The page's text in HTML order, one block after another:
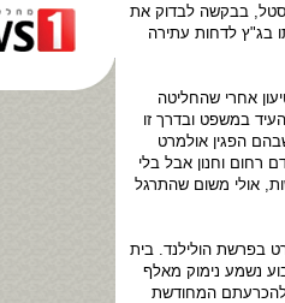
בבקשה לבדוק את
בג"ץ לדחות עתירה
אחרי שהחליטה
במשפט ובדרך זו
הפגין אולמרט
רחום וחנון אבל בלי
אולי משום שהתרגל
בפרשת הולילנד. בית
נשמע נימוק מאלף
להכרעתם המחודשת